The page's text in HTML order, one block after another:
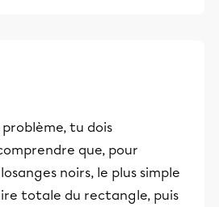
tu dois
que, pour
noirs, le plus simple
totale du rectangle, puis